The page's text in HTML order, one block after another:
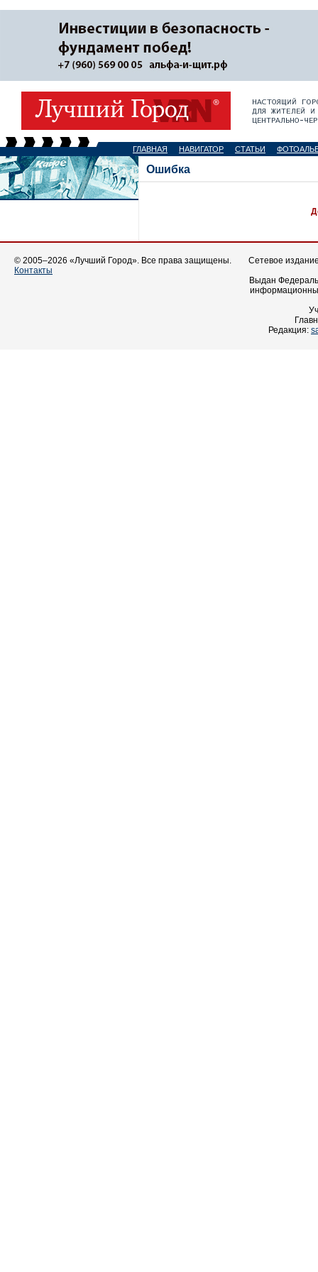
ГЛАВНАЯ НАВИГАТОР СТАТЬИ
Ошибка
© 2005–2026 «Лучший Город». Все права защищены.
Контакты
Сетевое
Выдан
Редакция: